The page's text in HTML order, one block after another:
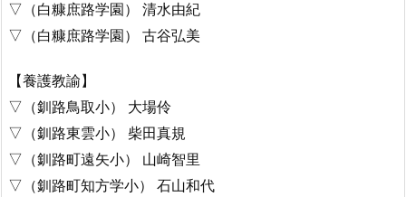
▽（白糠庶路学園） 清水由紀
▽（白糠庶路学園） 古谷弘美
【養護教諭】
▽（釧路鳥取小） 大場伶
▽（釧路東雲小） 柴田真規
▽（釧路町遠矢小） 山崎智里
▽（釧路町知方学小） 石山和代